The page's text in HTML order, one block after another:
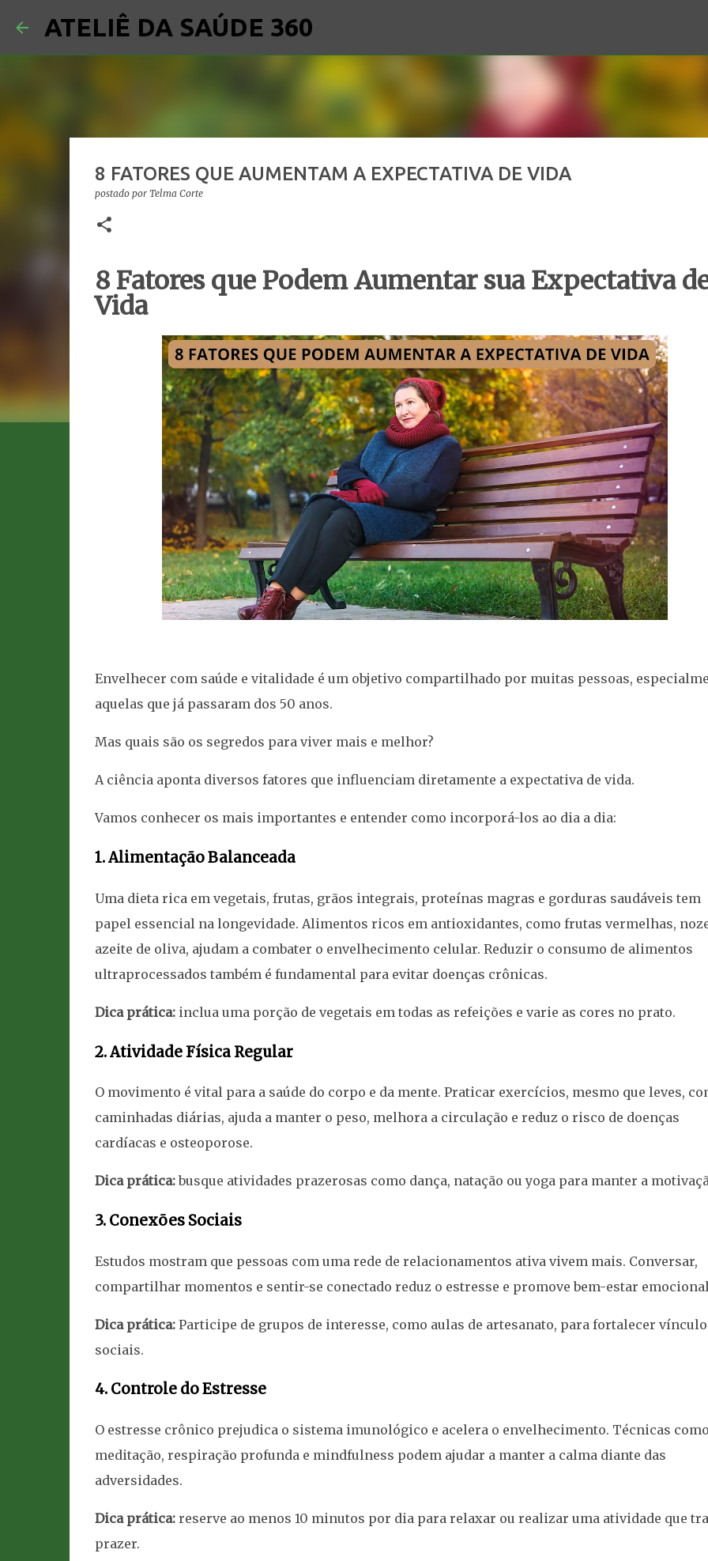
ATELIÊ DA SAÚDE 360
8 FATORES QUE AUMENTAM A EXPECTATIVA DE VIDA
postado por Telma Corte
8 Fatores que Podem Aumentar sua Expectativa
Vida
Envelhecer com saúde e vitalidade é um objetivo compartilhado por muitas pessoas,
aquelas que já passaram dos 50 anos.
Mas quais são os segredos para viver mais e melhor?
A ciência aponta diversos fatores que influenciam diretamente a expectativa de vida.
Vamos conhecer os mais importantes e entender como incorporá-los ao dia a dia:
1. Alimentação Balanceada
Uma dieta rica em vegetais, frutas, grãos integrais, proteínas magras e gorduras saudáveis tem
papel essencial na longevidade. Alimentos ricos em antioxidantes, como frutas vermelhas,
azeite de oliva, ajudam a combater o envelhecimento celular. Reduzir o consumo de alimentos
ultraprocessados também é fundamental para evitar doenças crônicas.
Dica prática:inclua uma porção de vegetais em todas as refeições e varie as cores no prato.
2. Atividade Física Regular
O movimento é vital para a saúde do corpo e da mente. Praticar exercícios, mesmo que leves,
caminhadas diárias, ajuda a manter o peso, melhora a circulação e reduz o risco de doenças
cardíacas e osteoporose.
Dica prática:busque atividades prazerosas como dança, natação ou yoga para manter a
3. Conexões Sociais
Estudos mostram que pessoas com uma rede de relacionamentos ativa vivem mais. Conversar,
compartilhar momentos e sentir-se conectado reduz o estresse e promove bem-estar
Dica prática:Participe de grupos de interesse, como aulas de artesanato, para fortalecer
sociais.
4. Controle do Estresse
O estresse crônico prejudica o sistema imunológico e acelera o envelhecimento. Técnicas
meditação, respiração profunda e mindfulness podem ajudar a manter a calma diante das
adversidades.
Dica prática:reserve ao menos 10 minutos por dia para relaxar ou realizar uma atividade que
prazer.